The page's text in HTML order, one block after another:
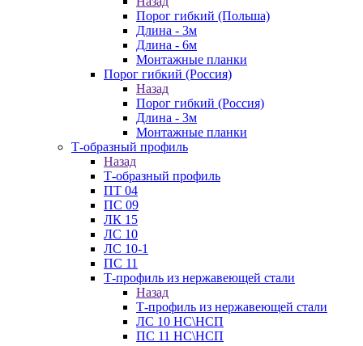
Порог гибкий (Польша)
Длина - 3м
Длина - 6м
Монтажные планки
Порог гибкий (Россия)
Назад
Порог гибкий (Россия)
Длина - 3м
Монтажные планки
Т-образный профиль
Назад
Т-образный профиль
ПТ 04
ПС 09
ЛК 15
ЛС 10
ЛС 10-1
ПС 11
Т-профиль из нержавеющей стали
Назад
Т-профиль из нержавеющей стали
ЛС 10 НС\НСП
ПС 11 НС\НСП